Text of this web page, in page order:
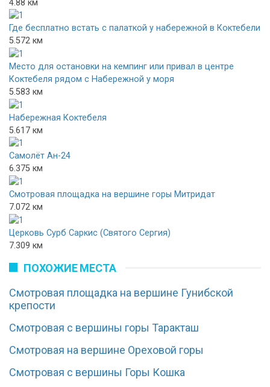
4.88 км
Где бесплатно встать с палаткой у набережной в Коктебели
5.572 км
Место для остановки на кемпинг или привал в центре
Коктебеля рядом с Набережной у моря
5.583 км
Набережная Коктебеля
5.617 км
Самолёт Ан-24
6.375 км
Смотровая площадка на вершине горы Митридат
7.072 км
Церковь Сурб Саркис (Святого Сергия)
7.309 км
ПОХОЖИЕ МЕСТА
Смотровая площадка на вершине Гунибской
крепости
Смотровая с вершины горы Таракташ
Смотровая на вершине Ореховой горы
Смотровая с вершины Горы Кошка